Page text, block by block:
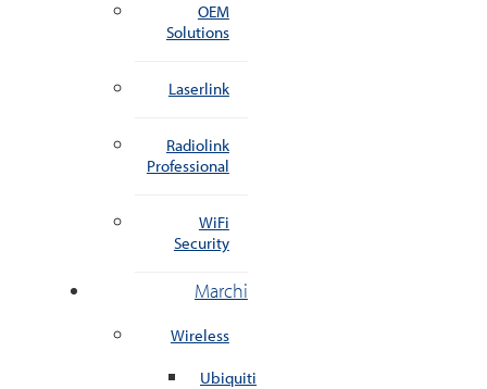
OEM
Solutions
Laserlink
Radiolink
Professional
WiFi
Security
Marchi
Wireless
Ubiquiti